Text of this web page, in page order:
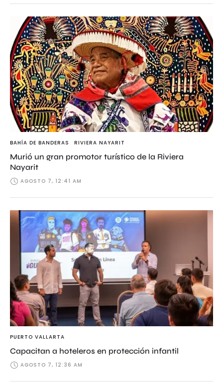
BAHÍA DE BANDERAS RIVIERA NAYARIT
Murió un gran promotor turístico de la Riviera
Nayarit
AGOSTO 7, 12:41 AM
PUERTO VALLARTA
Capacitan a hoteleros en protección infantil
AGOSTO 7, 12:36 AM